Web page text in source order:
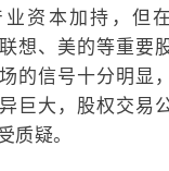
业资本加持，但
想、美的等重要
的信号十分明显
巨大，股权交易
质疑。